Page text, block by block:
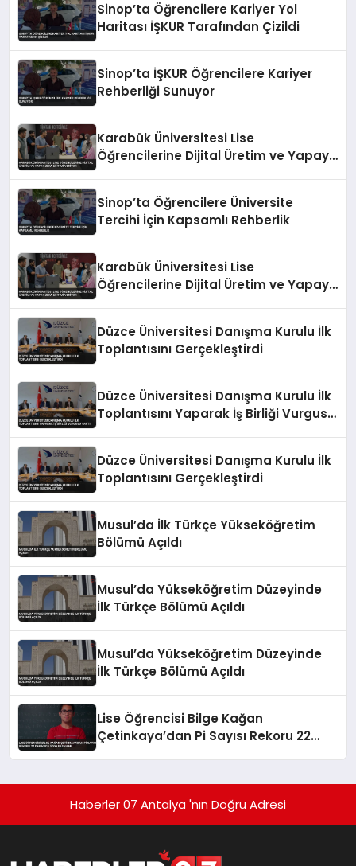
Sinop’ta Öğrencilere Kariyer Yol
Haritası İŞKUR Tarafından Çizildi
Sinop’ta İŞKUR Öğrencilere Kariyer
Rehberliği Sunuyor
Karabük Üniversitesi Lise
Öğrencilerine Dijital Üretim ve Yapay
Sinop’ta Öğrencilere Üniversite
Tercihi İçin Kapsamlı Rehberlik
Karabük Üniversitesi Lise
Öğrencilerine Dijital Üretim ve Yapay
Düzce Üniversitesi Danışma Kurulu İlk
Toplantısını Gerçekleştirdi
Düzce Üniversitesi Danışma Kurulu İlk
Toplantısını Yaparak İş Birliği Vurgusu
Düzce Üniversitesi Danışma Kurulu İlk
Toplantısını Gerçekleştirdi
Musul’da İlk Türkçe Yükseköğretim
Bölümü Açıldı
Musul’da Yükseköğretim Düzeyinde
İlk Türkçe Bölümü Açıldı
Musul’da Yükseköğretim Düzeyinde
İlk Türkçe Bölümü Açıldı
Lise Öğrencisi Bilge Kağan
Çetinkaya’dan Pi Sayısı Rekoru 22
Haberler 07 Antalya 'nın Doğru Adresi